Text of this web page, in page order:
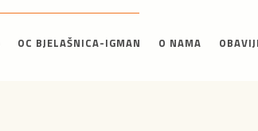
OC BJELAŠNICA-IGMAN O NAMA